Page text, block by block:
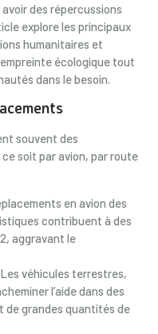
des répercussions
explore les principaux
humanitaires et
écologique tout
dans le besoin.
souvent des
soit par avion, par route
en avion des
contribuent à des
aggravant le
Les véhicules terrestres,
l’aide dans des
de grandes quantités de